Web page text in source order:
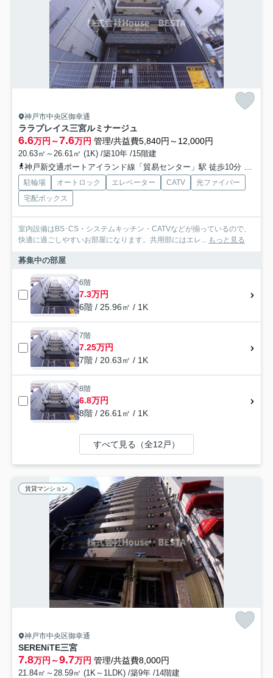
神戸市中央区御幸通
ララプレイス三宮ルミナージュ
6.6万円～7.6万円 管理/共益費5,840円～12,000円
20.63㎡～26.61㎡ (1K) /築10年 /15階建
神戸新交通ポートアイランド線「貿易センター」駅 徒歩10分
駐輪場 オートロック エレベーター CATV
光ファイバー
宅配ボックス
室内設備はBS･CS・システムキッチン・CATVなどが揃っているので、
快適に過ごしやすいお部屋になります。共用部にはエレ...
もっと見る
募集中の部屋
6階
7.3万円
6階 / 25.96㎡ / 1K
7階
7.25万円
7階 / 20.63㎡ / 1K
8階
6.8万円
8階 / 26.61㎡ / 1K
すべて見る（全12戸）
賃貸マンション
神戸市中央区御幸通
SERENiTE三宮
7.8万円～9.7万円 管理/共益費8,000円
21.84㎡～28.59㎡ (1K～1LDK) /築9年 /14階建